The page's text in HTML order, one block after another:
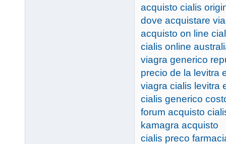
acquisto cialis
dove acquistare
acquisto on line
cialis online
viagra generico
precio de la levitra
viagra cialis levitra
cialis generico
forum acquisto
kamagra acquisto
cialis preco